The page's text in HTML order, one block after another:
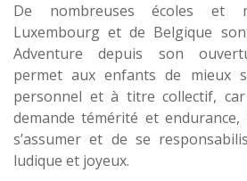
De nombreuses écoles et
Luxembourg et de Belgique
Adventure depuis son
permet aux enfants de mieux
personnel et à titre collectif,
demande témérité et
s’assumer et de se
ludique et joyeux.